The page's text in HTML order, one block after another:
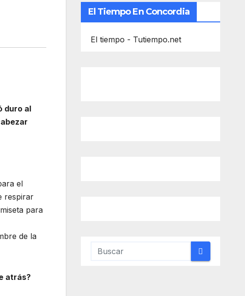
duro al
el
respirar
para
de la
atrás?
El Tiempo En Concordia
El tiempo - Tutiempo.net